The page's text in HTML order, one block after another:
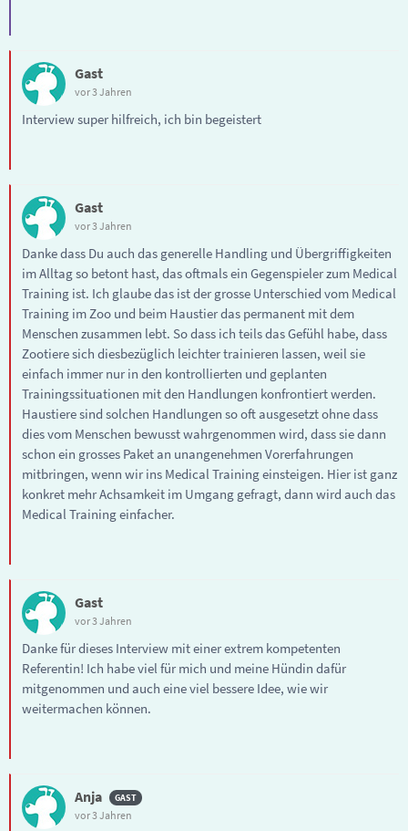
Gast
vor 3 Jahren
Interview super hilfreich, ich bin begeistert
Gast
vor 3 Jahren
Danke dass Du auch das generelle Handling und Übergriffigkeiten
im Alltag so betont hast, das oftmals ein Gegenspieler zum Medical
Training ist. Ich glaube das ist der grosse Unterschied vom Medical
Training im Zoo und beim Haustier das permanent mit dem
Menschen zusammen lebt. So dass ich teils das Gefühl habe, dass
Zootiere sich diesbezüglich leichter trainieren lassen, weil sie
einfach immer nur in den kontrollierten und geplanten
Trainingssituationen mit den Handlungen konfrontiert werden.
Haustiere sind solchen Handlungen so oft ausgesetzt ohne dass
dies vom Menschen bewusst wahrgenommen wird, dass sie dann
schon ein grosses Paket an unangenehmen Vorerfahrungen
mitbringen, wenn wir ins Medical Training einsteigen. Hier ist ganz
konkret mehr Achsamkeit im Umgang gefragt, dann wird auch das
Medical Training einfacher.
Gast
vor 3 Jahren
Danke für dieses Interview mit einer extrem kompetenten
Referentin! Ich habe viel für mich und meine Hündin dafür
mitgenommen und auch eine viel bessere Idee, wie wir
weitermachen können.
Anja
vor 3 Jahren